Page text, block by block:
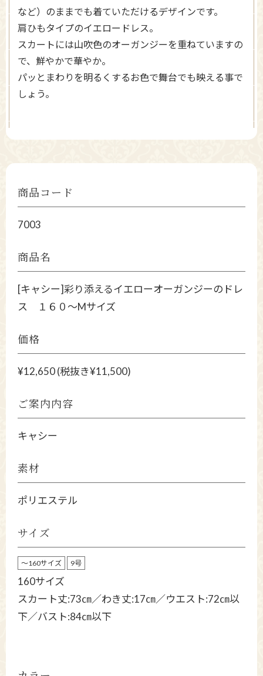
など）のままでも着ていただけるデザインです。
肩ひもタイプのイエロードレス。
スカートには山吹色のオーガンジーを重ねていますの
で、鮮やかで華やか。
パッとまわりを明るくするお色で舞台でも映える事で
しょう。
商品コード
7003
商品名
[キャシー]彩り添えるイエローオーガンジーのドレ
ス １６０～Mサイズ
価格
¥12,650 (税抜き¥11,500)
ご案内内容
キャシー
素材
ポリエステル
サイズ
～160サイズ 9号
160サイズ
スカート丈:73㎝／わき丈:17㎝／ウエスト:72㎝以
下／バスト:84㎝以下